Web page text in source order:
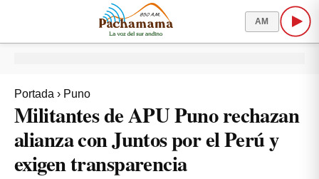
AM
Portada › Puno
Militantes de APU Puno rechazan
alianza con Juntos por el Perú y
exigen transparencia